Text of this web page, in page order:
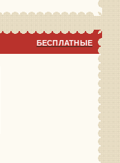
БЕСПЛАТНЫЕ